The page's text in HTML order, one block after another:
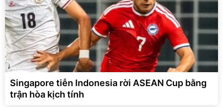
Singapore tiễn Indonesia rời ASEAN Cup bằng
trận hòa kịch tính